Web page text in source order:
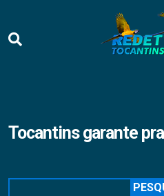
Tocantins garante